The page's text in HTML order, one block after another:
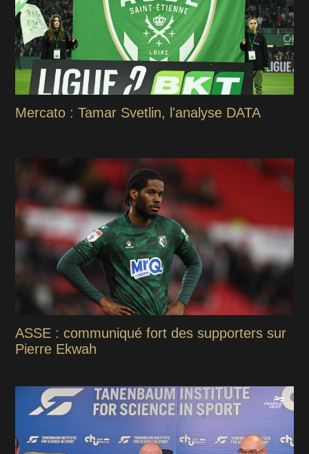
Mercato : Tamar Svetlin, l'analyse DATA
ASSE : communiqué fort des supporters sur
Pierre Ekwah